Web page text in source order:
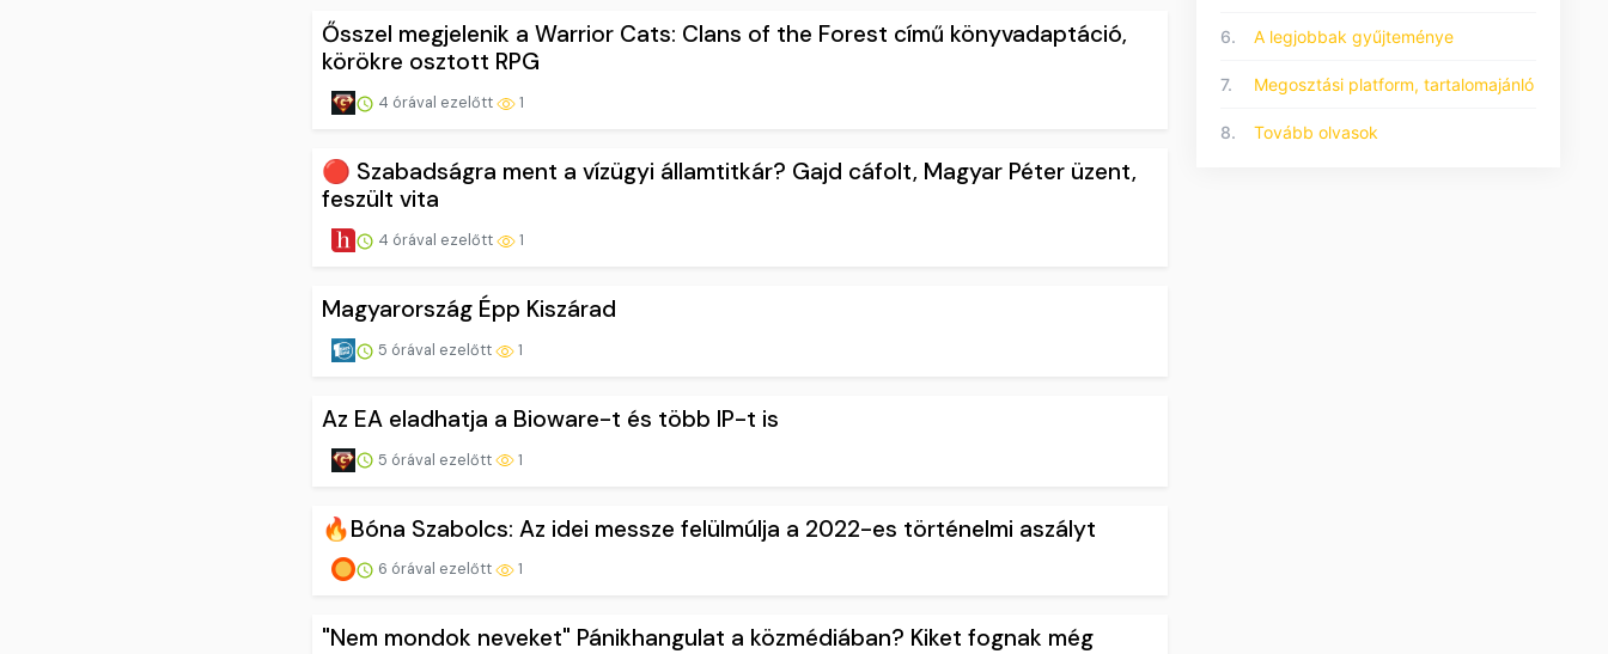
Ősszel megjelenik a Warrior Cats: Clans of the Forest című könyvadaptáció,
körökre osztott RPG
4 órával ezelőtt 1
🔴 Szabadságra ment a vízügyi államtitkár? Gajd cáfolt, Magyar Péter üzent,
feszült vita
4 órával ezelőtt 1
Magyarország Épp Kiszárad
5 órával ezelőtt 1
Az EA eladhatja a Bioware-t és több IP-t is
5 órával ezelőtt 1
🔥Bóna Szabolcs: Az idei messze felülmúlja a 2022-es történelmi aszályt
6 órával ezelőtt 1
"Nem mondok neveket" Pánikhangulat a közmédiában? Kiket fognak még
6. A legjobbak gyűjteménye
7. Megosztási platform, tartalomajánló
8. Tovább olvasok